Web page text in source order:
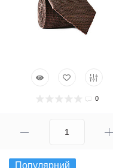
0
Популярний